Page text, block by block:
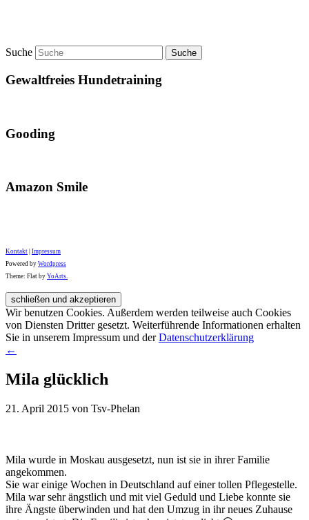
Suche
Gewaltfreies Hundetraining
Gooding
Amazon Smile
Kontakt Impressum
Powered by Wordpress
Theme: Flat by YoArts.
Wir benutzen Cookies. Außerdem werden teilweise auch Cookies
von Diensten Dritter gesetzt. Weiterführende Informationen erhalten
Sie in unserem Impressum und derDatenschutzerklärung
←
Mila glücklich
21. April 2015 von Tsv-Phelan
Mila wurde in Moskau ausgesetzt, nun ist sie in ihrer Familie
angekommen.
Sie war einige Wochen in Deutschland auf einer tollen Pflegestelle.
Mila war sehr ängstlich und mit viel Geduld und Liebe konnte sie
ihre Ängste überwinden und hat den Umzug in ihr neues Zuhause